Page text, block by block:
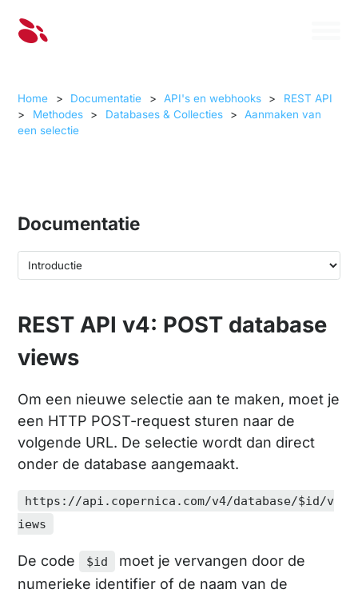
Home > Documentatie > API's en webhooks >
REST API
>
Methodes > Databases & Collecties >
Aanmaken van
een selectie
Documentatie
REST API v4: POST database
views
Om een nieuwe selectie aan te maken, moet je
een HTTP POST-request sturen naar de
volgende URL. De selectie wordt dan direct
onder de database aangemaakt.
https://api.copernica.com/v4/database/$id/v
iews
De code $id
moet je vervangen door de
numerieke identifier of de naam van de